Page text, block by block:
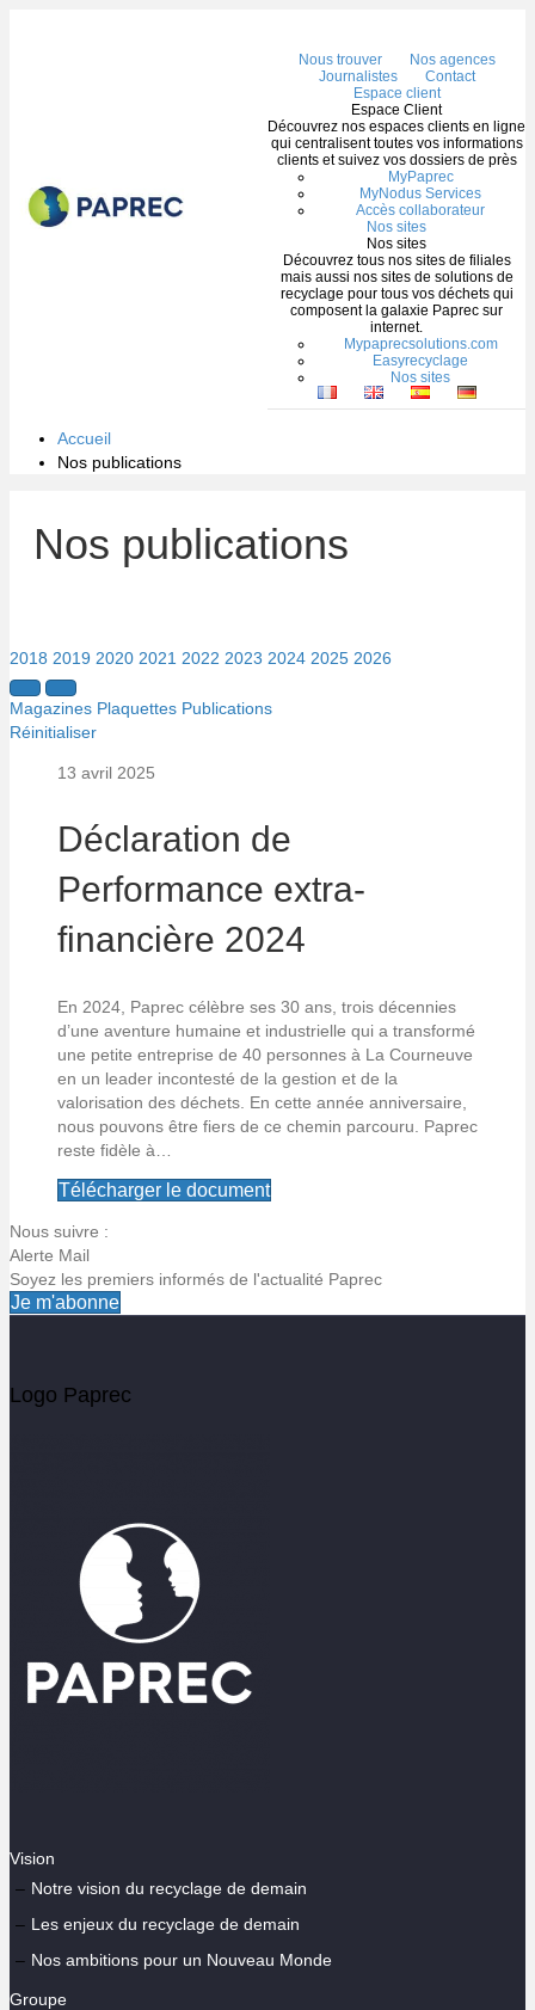
Nous trouver
Nos agences
Journalistes
Contact
Espace client
Espace Client
Découvrez nos espaces clients en ligne
qui centralisent toutes vos informations
clients et suivez vos dossiers de près
MyPaprec
MyNodus Services
Accès collaborateur
Nos sites
Nos sites
Découvrez tous nos sites de filiales
mais aussi nos sites de solutions de
recyclage pour tous vos déchets qui
composent la galaxie Paprec sur
internet.
Mypaprecsolutions.com
Easyrecyclage
Nos sites
Accueil
Nos publications
Nos publications
2018 2019 2020 2021 2022 2023 2024 2025 2026
Magazines Plaquettes Publications
Réinitialiser
13 avril 2025
Déclaration de
Performance extra-
financière 2024
En 2024, Paprec célèbre ses 30 ans, trois décennies
d’une aventure humaine et industrielle qui a transformé
une petite entreprise de 40 personnes à La Courneuve
en un leader incontesté de la gestion et de la
valorisation des déchets. En cette année anniversaire,
nous pouvons être fiers de ce chemin parcouru. Paprec
reste fidèle à…
Télécharger le document
Nous suivre :
Alerte Mail
Soyez les premiers informés de l'actualité Paprec
Je m'abonne
Logo Paprec
Vision
Notre vision du recyclage de demain
Les enjeux du recyclage de demain
Nos ambitions pour un Nouveau Monde
Groupe